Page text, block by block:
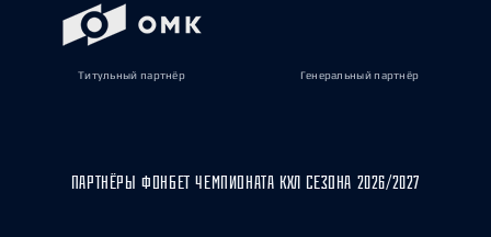
Титульный партнёр Генеральный партнёр
ПАРТНЁРЫ ФОНБЕТ ЧЕМПИОНАТА КХЛ СЕЗОНА 2026/2027